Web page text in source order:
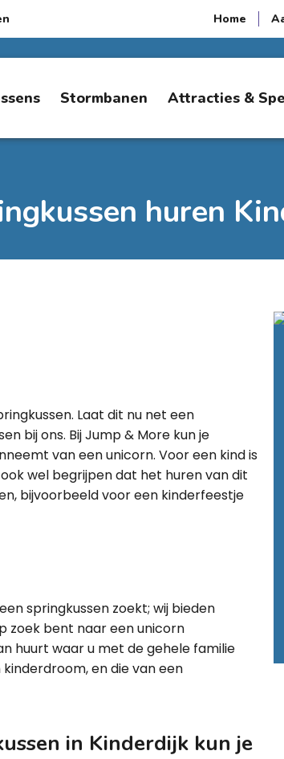
Home
Stormbanen Attracties &
huren
Laat dit nu net een
bij ons. Bij Jump & More kun je
van een unicorn. Voor een kind is
wel begrijpen dat het huren van dit
bijvoorbeeld voor een kinderfeestje
springkussen zoekt; wij bieden
zoek bent naar een unicorn
huurt waar u met de gehele familie
en die van een
in Kinderdijk kun je